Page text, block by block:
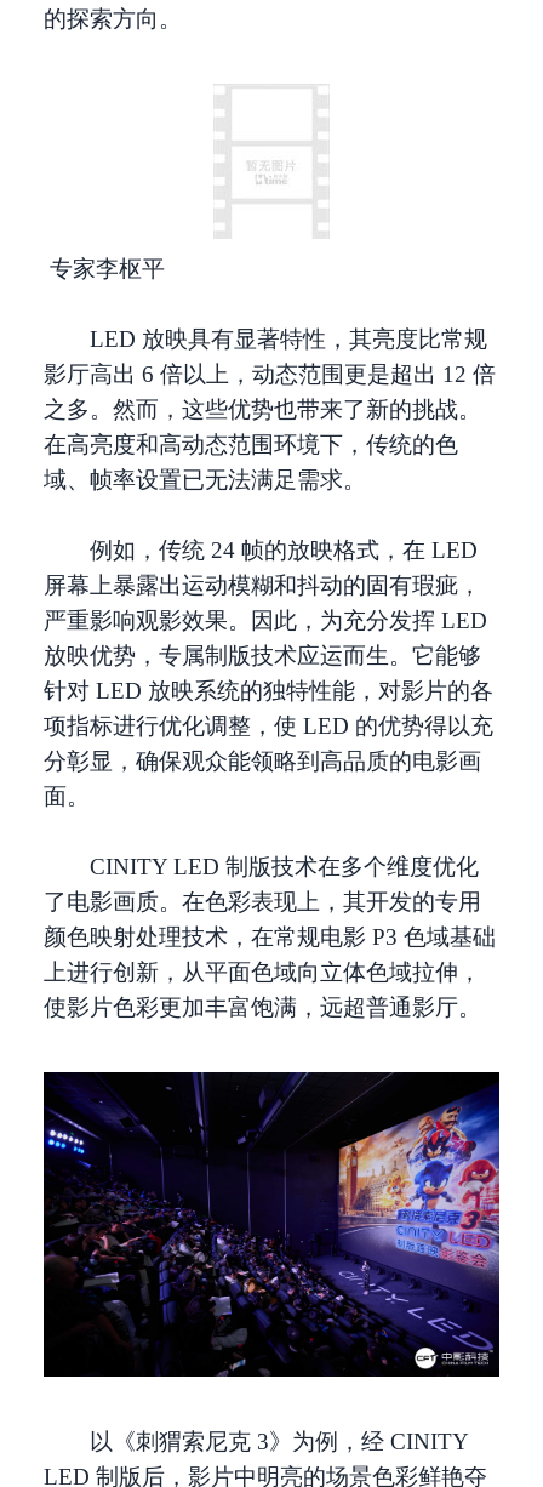
的探索方向。
专家李枢平
LED 放映具有显著特性，其亮度比常规
影厅高出 6 倍以上，动态范围更是超出 12 倍
之多。然而，这些优势也带来了新的挑战。
在高亮度和高动态范围环境下，传统的色
域、帧率设置已无法满足需求。
例如，传统 24 帧的放映格式，在 LED
屏幕上暴露出运动模糊和抖动的固有瑕疵，
严重影响观影效果。因此，为充分发挥 LED
放映优势，专属制版技术应运而生。它能够
针对 LED 放映系统的独特性能，对影片的各
项指标进行优化调整，使 LED 的优势得以充
分彰显，确保观众能领略到高品质的电影画
面。
CINITY LED 制版技术在多个维度优化
了电影画质。在色彩表现上，其开发的专用
颜色映射处理技术，在常规电影 P3 色域基础
上进行创新，从平面色域向立体色域拉伸，
使影片色彩更加丰富饱满，远超普通影厅。
以《刺猬索尼克 3》为例，经 CINITY
LED 制版后，影片中明亮的场景色彩鲜艳夺